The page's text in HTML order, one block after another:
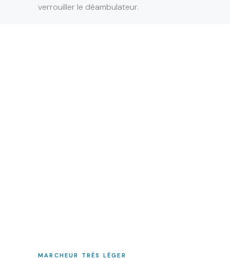
verrouiller le déambulateur.
MARCHEUR TRÈS LÉGER